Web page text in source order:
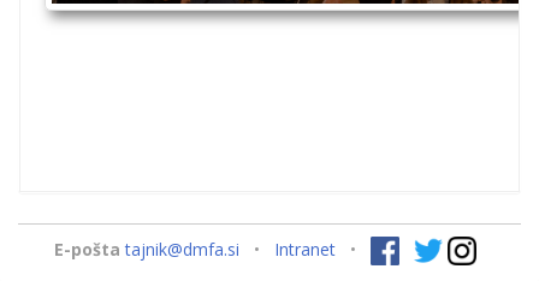
E-pošta tajnik@dmfa.si • Intranet•